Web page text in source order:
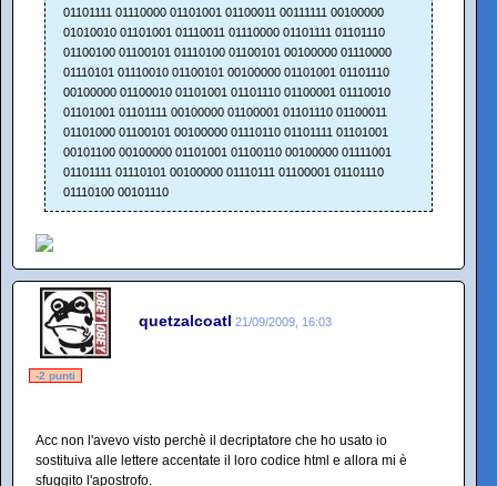
01101111 01110000 01101001 01100011 00111111 00100000
01010010 01101001 01110011 01110000 01101111 01101110
01100100 01100101 01110100 01100101 00100000 01110000
01110101 01110010 01100101 00100000 01101001 01101110
00100000 01100010 01101001 01101110 01100001 01110010
01101001 01101111 00100000 01100001 01101110 01100011
01101000 01100101 00100000 01110110 01101111 01101001
00101100 00100000 01101001 01100110 00100000 01111001
01101111 01110101 00100000 01110111 01100001 01101110
01110100 00101110
quetzalcoatl 21/09/2009, 16:03
-2 punti
Acc non l'avevo visto perchè il decriptatore che ho usato io
sostituiva alle lettere accentate il loro codice html e allora mi è
sfuggito l'apostrofo.